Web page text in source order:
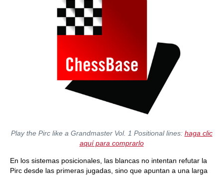
Play the Pirc like a Grandmaster Vol. 1 Positional lines: haga clic
aquí para comprarlo
En los sistemas posicionales, las blancas no intentan refutar la
Pirc desde las primeras jugadas, sino que apuntan a una larga